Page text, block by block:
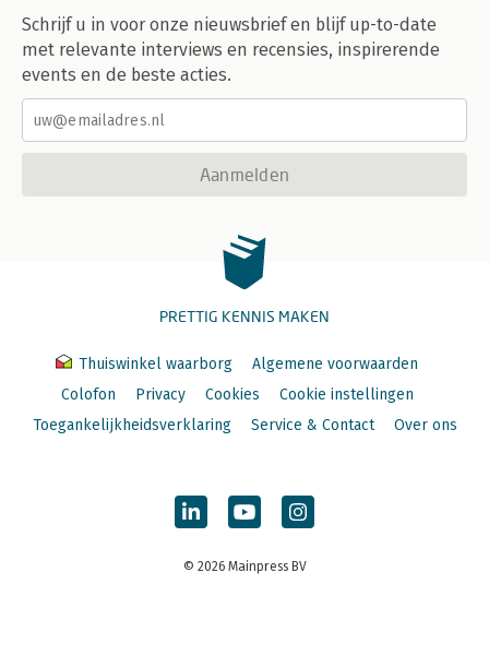
Schrijf u in voor onze nieuwsbrief en blijf up-to-date
met relevante interviews en recensies, inspirerende
events en de beste acties.
Aanmelden
PRETTIG KENNIS MAKEN
Thuiswinkel waarborg
Algemene voorwaarden
Colofon
Privacy Cookies
Cookie instellingen
Toegankelijkheidsverklaring
Service & Contact Over ons
© 2026 Mainpress BV